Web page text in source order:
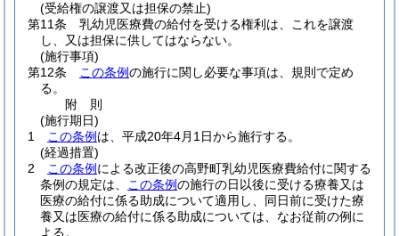
(受給権の譲渡又は担保の禁止)
第11条
乳幼児医療費の給付を受ける権利は、これを譲渡
し、又は担保に供してはならない。
(施行事項)
第12条
この条例の施行に関し必要な事項は、規則で定め
る。
附 則
(施行期日)
1
この条例 は、平成20年4月1日から施行する。
(経過措置)
2
この条例 による改正後の高野町乳幼児医療費給付に関する
条例の規定は、
この条例の施行の日以後に受ける療養又は
医療の給付に係る助成について適用し、同日前に受けた療
養又は医療の給付に係る助成については、なお従前の例に
よる。